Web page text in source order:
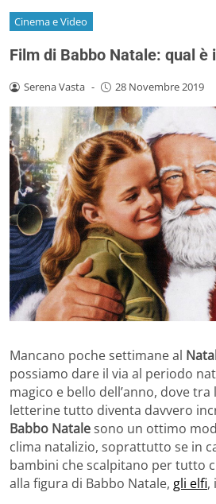
Cinema e Video
Film di Babbo Natale: qual è
Serena Vasta - 28 Novembre 2019
Mancano poche settimane al
possiamo dare il via al periodo
magico e bello dell’anno, dove
letterine tutto diventa davvero
Babbo Natalesono un ottimo
clima natalizio, soprattutto se in
bambini che scalpitano per tutto
alla figura di Babbo Natale, gli elfi,